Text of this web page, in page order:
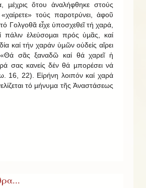
µέχρις ὅτου ἀναλήφθηκε στούς
τούς παροτρύνει, ἀφοῦ
Γολγοθᾶ εἶχε ὑποσχεθεῖ τή χαρά,
πάλιν ἐλεύσοµαι πρός ὑµᾶς, καί
καί τήν χαράν ὑµῶν οὐδείς αἴρει
σᾶς ξαναδῶ καί θά χαρεῖ ἡ
σας κανείς δέν θά µπορέσει νά
16, 22). Εἰρήνη λοιπόν καί χαρά
τό µήνυµα τῆς Ἀναστάσεως